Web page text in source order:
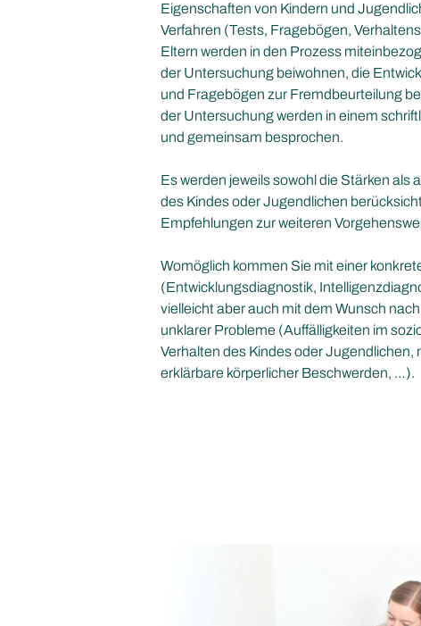
Eigenschaften von Kindern und
Verfahren (Tests, Fragebögen,
Eltern werden in den Prozess
der Untersuchung beiwohnen, die
und Fragebögen zur Fremdbeurteilung
der Untersuchung werden in einem
und gemeinsam besprochen.
Es werden jeweils sowohl die Stärken als
des Kindes oder Jugendlichen
Empfehlungen zur weiteren
Womöglich kommen Sie mit einer
(Entwicklungsdiagnostik,
vielleicht aber auch mit dem Wunsch
unklarer Probleme (Auffälligkeiten im
Verhalten des Kindes oder Jugendlichen,
erklärbare körperlicher Beschwerden, …).